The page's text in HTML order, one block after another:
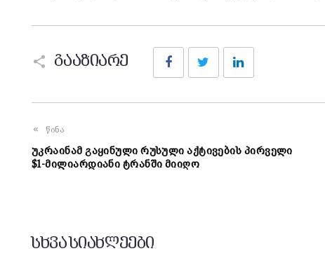
გააზიარე
FacebookTwitter
წინა
უკრაინამ გაყინული რუსული აქტივების პირველი
$1-მილიარდიანი ტრანში მიიღო
სხვა სიახლეები